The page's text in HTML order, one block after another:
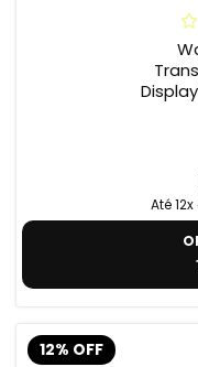
Até
12% OFF